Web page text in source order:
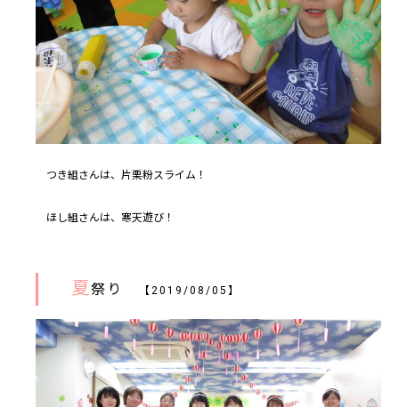
つき組さんは、片栗粉スライム！
ほし組さんは、寒天遊び！
夏祭り 【2019/08/05】